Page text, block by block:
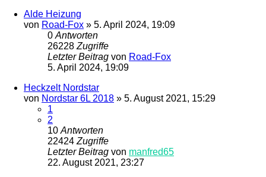
Alde Heizung
von Road-Fox » 5. April 2024, 19:09
0 Antworten
26228 Zugriffe
Letzter Beitrag von Road-Fox
5. April 2024, 19:09
Heckzelt Nordstar
von Nordstar 6L 2018 » 5. August 2021, 15:29
1
2
10 Antworten
22424 Zugriffe
Letzter Beitrag von manfred65
22. August 2021, 23:27